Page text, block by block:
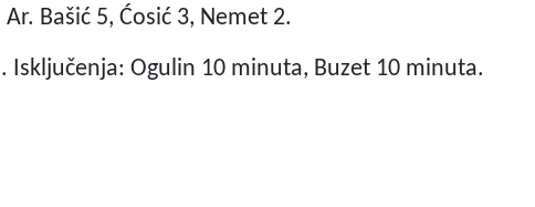
Bašić 5, Ćosić 3, Nemet 2.
Isključenja: Ogulin 10 minuta, Buzet 10 minuta.